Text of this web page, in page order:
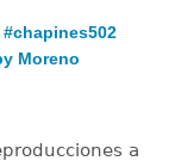
#chapines502
Moreno
a